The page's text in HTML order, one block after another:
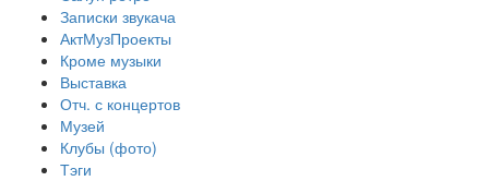
Записки звукача
АктМузПроекты
Кроме музыки
Выставка
Отч. с концертов
Музей
Клубы (фото)
Тэги